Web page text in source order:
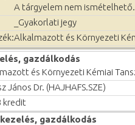
A tárgyelem nem ismételhető.
_Gyakorlati jegy
Alkalmazott és Környezeti
gazdálkodás
és Környezeti Kémiai
János Dr. (HAJHAFS.SZE)
kredit
gazdálkodás